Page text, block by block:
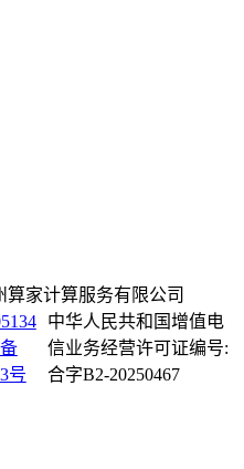
算家计算服务有限公司
号
中华人民共和国增值电
信业务经营许可证编号:
合字B2-20250467